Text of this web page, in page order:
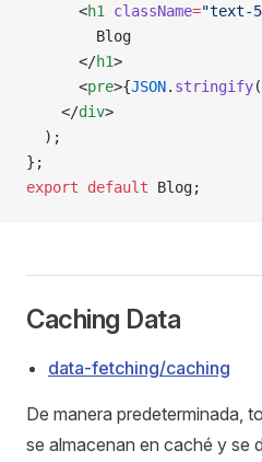
      <
h1 className="text-
        Blog
      </
h1>
      <
pre>{JSON. stringify
    </
div>
  );
};
export default Blog;
Caching Data
data-fetching/caching
De manera predeterminada,
se almacenan en caché y se